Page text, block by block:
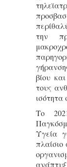
την
βίου
τους
ισότητα
Το
Υγεία
πλαίσιο